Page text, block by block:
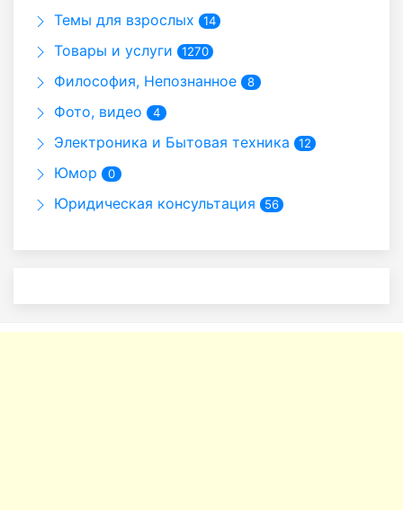
Темы для взрослых 14
Товары и услуги 1270
Философия, Непознанное 8
Фото, видео 4
Электроника и Бытовая техника 12
Юмор 0
Юридическая консультация 56